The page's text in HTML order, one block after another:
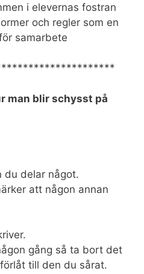
i elevernas fostran
och regler som en
samarbete
man blir schysst på
du delar något.
att någon annan
gång så ta bort det
till den du sårat.